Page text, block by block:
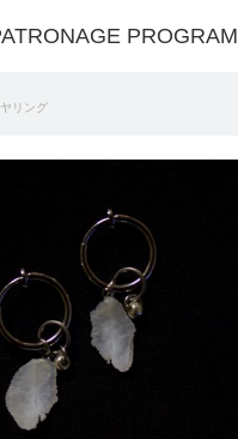
PROGRAM
リング